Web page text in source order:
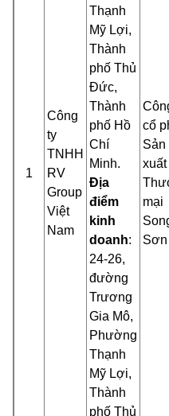
1
Công
ty
TNHH
RV
Group
Việt
Nam
Thạnh
Mỹ Lợi,
Thành
phố Thủ
Đức,
Thành
phố Hồ
Chí
Minh.
Địa
điểm
kinh
doanh:
24-26,
đường
Trương
Gia Mô,
Phường
Thạnh
Mỹ Lợi,
Thành
phố Thủ
cổ
Sản
xuất
mại
Sơn